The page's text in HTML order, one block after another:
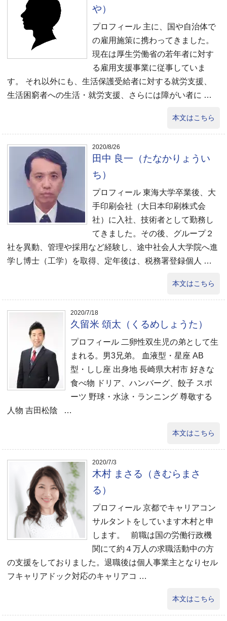
や）
プロフィール 主に、国や自治体で
の雇用施策に携わってきました。
現在は厚生労働省の若年者に対す
る雇用支援事業に従事していま
す。 それ以外にも、生活保護受給者に対する就労支援、
生活困窮者への生活・就労支援、さらには障がい者に …
本文はこちら
2020/8/26
田中 良一（たなかりょうい
ち）
プロフィール 東海大学卒業後、大
手印刷会社（大日本印刷株式会
社）に入社、技術者として勤務し
てきました。その後、グループ２
社を異動、管理や採用など経験し、途中社会人大学院へ進
学し博士（工学）を取得、定年後は、税務署登録個人 …
本文はこちら
2020/7/18
久留米 頌太（くるめしょうた）
プロフィール 二卵性双生児の弟として生
まれる。男3兄弟。 血液型・星座 AB
型・しし座 出身地 長崎県大村市 好きな
食べ物 ドリア、ハンバーグ、餃子 スポ
ーツ 野球・水泳・ランニング 尊敬する
人物 吉田松陰 …
本文はこちら
2020/7/3
木村 まさる（きむらまさ
る）
プロフィール 京都でキャリアコン
サルタントをしています木村と申
します。 前職は国の労働行政機
関にて約４万人の求職活動中の方
の支援をしておりました。退職後は個人事業主となりセル
フキャリアドック対応のキャリアコ …
本文はこちら